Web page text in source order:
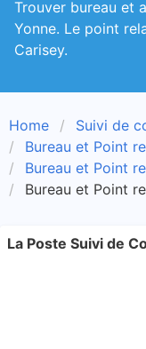
Trouver bureau et
Yonne. Le point
Carisey.
Home Suivi de
Bureau et Point
Bureau et Point
Bureau et Point
La Poste Suivi de